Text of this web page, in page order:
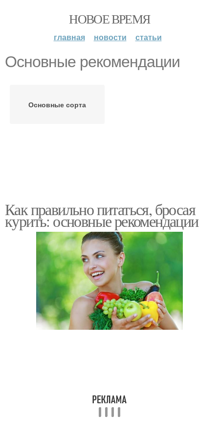
НОВОЕ ВРЕМЯ
главная новости статьи
Основные рекомендации
Основные сорта
Как правильно питаться, бросая
курить: основные рекомендации